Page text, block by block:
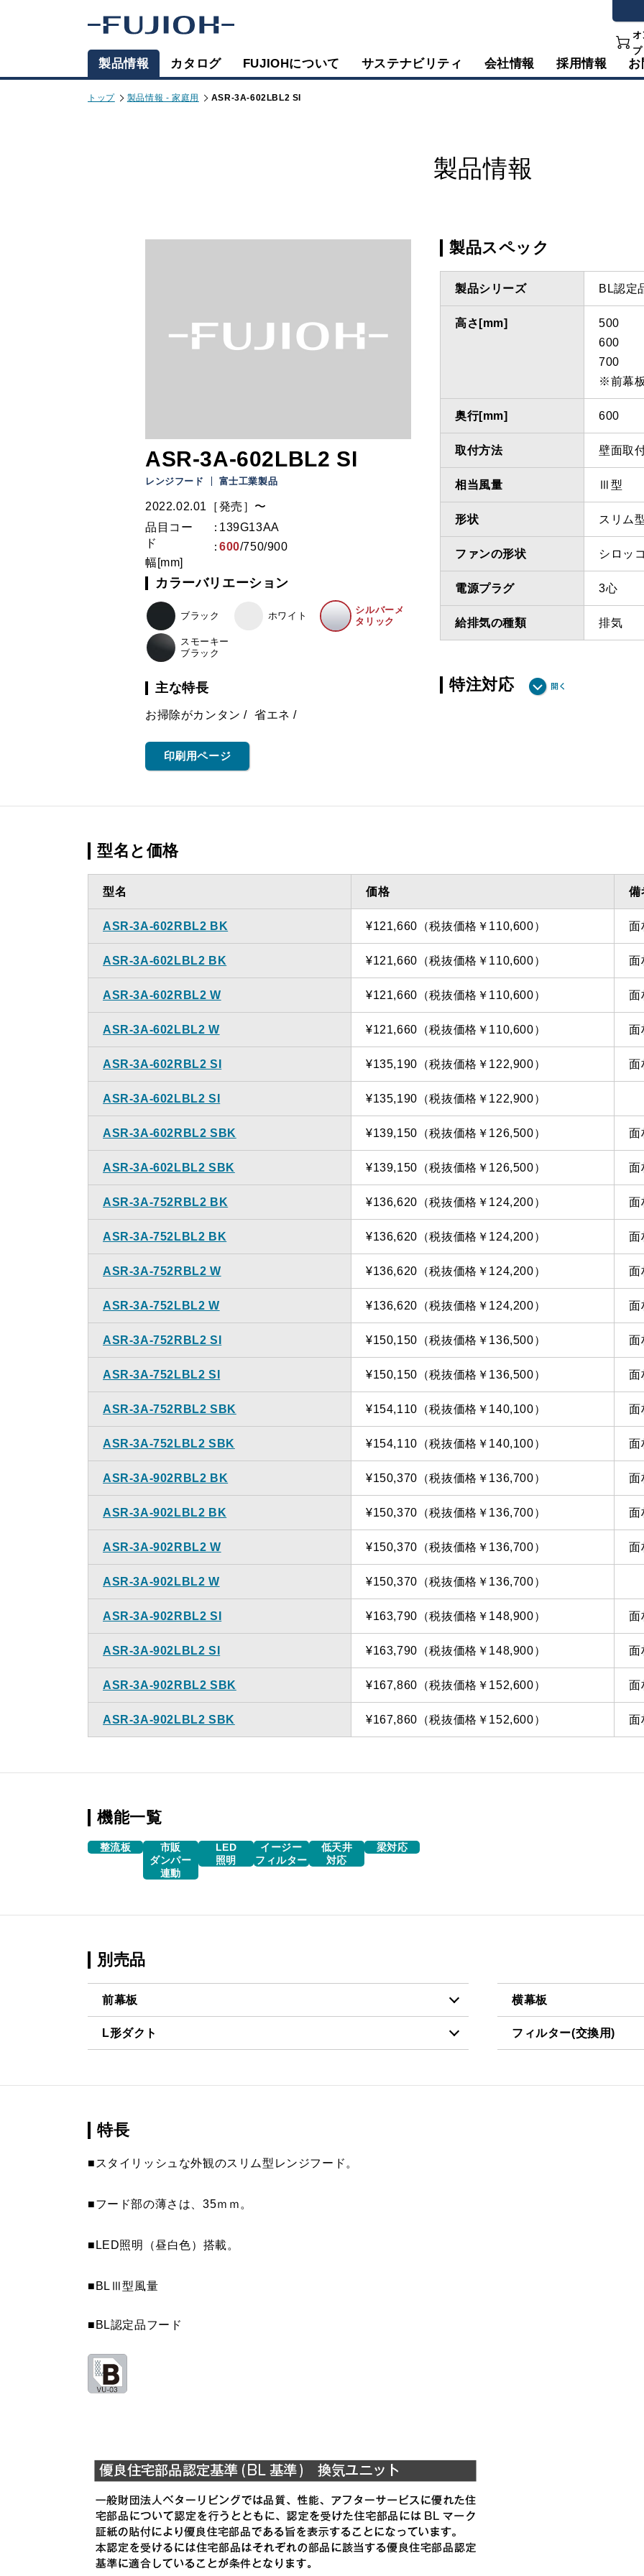
オ
プ
製品情報 カタログ FUJIOHについて サステナビリティ 会社情報 採用情報 お
トップ 製品情報 - 家庭用 ASR-3A-602LBL2 SI
製品情報
ASR-3A-602LBL2 SI
レンジフード 富士工業製品
2022.02.01［発売］〜
品目コー
ド
139G13AA
幅[mm]
600/750/900
カラーバリエーション
ブラック ホワイト
シルバーメ
タリック
スモーキー
ブラック
主な特長
お掃除がカンタン 省エネ
印刷用ページ
製品スペック
製品シリーズ BL認定
高さ[mm]
500
600
700
※前幕
奥行[mm] 600
取付方法 壁面取
相当風量 Ⅲ型
形状 スリム
ファンの形状 シロッコ
電源プラグ 3心
給排気の種類 排気
特注対応
型名と価格
型名 価格 備
ASR-3A-602RBL2 BK ¥121,660（税抜価格￥110,600） 面
ASR-3A-602LBL2 BK ¥121,660（税抜価格￥110,600） 面
ASR-3A-602RBL2 W ¥121,660（税抜価格￥110,600） 面
ASR-3A-602LBL2 W ¥121,660（税抜価格￥110,600） 面
ASR-3A-602RBL2 SI ¥135,190（税抜価格￥122,900） 面
ASR-3A-602LBL2 SI ¥135,190（税抜価格￥122,900）
ASR-3A-602RBL2 SBK ¥139,150（税抜価格￥126,500） 面
ASR-3A-602LBL2 SBK ¥139,150（税抜価格￥126,500） 面
ASR-3A-752RBL2 BK ¥136,620（税抜価格￥124,200） 面
ASR-3A-752LBL2 BK ¥136,620（税抜価格￥124,200） 面
ASR-3A-752RBL2 W ¥136,620（税抜価格￥124,200） 面
ASR-3A-752LBL2 W ¥136,620（税抜価格￥124,200） 面
ASR-3A-752RBL2 SI ¥150,150（税抜価格￥136,500） 面
ASR-3A-752LBL2 SI ¥150,150（税抜価格￥136,500） 面
ASR-3A-752RBL2 SBK ¥154,110（税抜価格￥140,100） 面
ASR-3A-752LBL2 SBK ¥154,110（税抜価格￥140,100） 面
ASR-3A-902RBL2 BK ¥150,370（税抜価格￥136,700） 面
ASR-3A-902LBL2 BK ¥150,370（税抜価格￥136,700） 面
ASR-3A-902RBL2 W ¥150,370（税抜価格￥136,700） 面
ASR-3A-902LBL2 W ¥150,370（税抜価格￥136,700）
ASR-3A-902RBL2 SI ¥163,790（税抜価格￥148,900） 面
ASR-3A-902LBL2 SI ¥163,790（税抜価格￥148,900） 面
ASR-3A-902RBL2 SBK ¥167,860（税抜価格￥152,600） 面
ASR-3A-902LBL2 SBK ¥167,860（税抜価格￥152,600） 面
機能一覧
整流板
市販
ダンパー
連動
LED
照明
イージー
フィルター
低天井
対応
梁対応
別売品
前幕板
MPB-6565 SI
MPB-6565 SBK
MPB-6665 BK
MPB-6665 W
MPB-6665 SI
L形ダクト
横幕板
フィルター(交換用)
特長
■スタイリッシュな外観のスリム型レンジフード。
■フード部の薄さは、35ｍｍ。
■LED照明（昼白色）搭載。
■BLⅢ型風量
■BL認定品フード